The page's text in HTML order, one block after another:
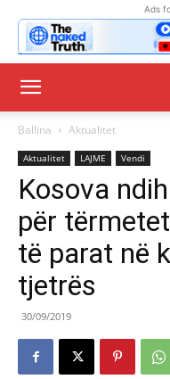
Ads
Ballina Aktualitet
Aktualitet LAJME Vendi
Kosova
për
të parat në
tjetrës
30/09/2019